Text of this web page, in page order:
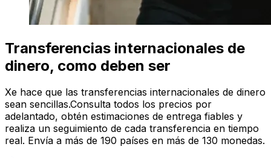
Transferencias internacionales de
dinero, como deben ser
Xe hace que las transferencias internacionales de dinero
sean sencillas.Consulta todos los precios por
adelantado, obtén estimaciones de entrega fiables y
realiza un seguimiento de cada transferencia en tiempo
real. Envía a más de 190 países en más de 130 monedas.